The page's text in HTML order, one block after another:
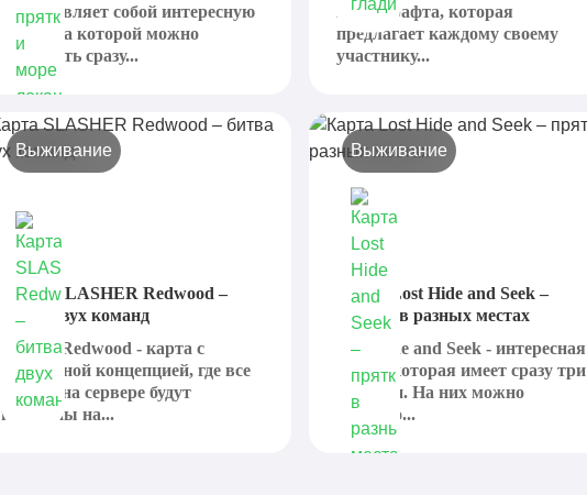
представляет собой интересную
карту, на которой можно
встретить сразу...
Майнкрафта, которая
предлагает каждому своему
участнику...
Выживание
Карта SLASHER Redwood –
битва двух команд
Slasher Redwood - карта с
интересной концепцией, где все
игроки на сервере будут
поделены на...
Выживание
Карта Lost Hide and Seek –
прятки в разных местах
Lost Hide and Seek - интересная
карта, которая имеет сразу три
локации. На них можно
отлично...